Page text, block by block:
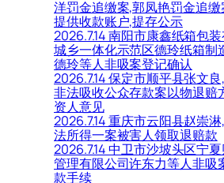
洋罚金追缴案,郭凤艳罚金追
提供收款账户,提存公示
2026.7.14 南阳市康鑫纸箱包
城乡一体化示范区德玲纸箱制
德玲等人非吸案登记确认
2026.7.14 保定市顺平县张文
非法吸收公众存款案以物退赔
资人意见
2026.7.14 重庆市云阳县赵崇
法所得一案被害人领取退赔款
2026.7.14 中卫市沙坡头区宁
管理有限公司许东力等人非吸
款手续